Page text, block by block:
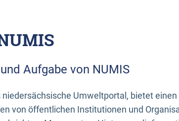
Aufgabe von NUMIS
niedersächsische Umweltportal, bietet
von öffentlichen Institutionen und